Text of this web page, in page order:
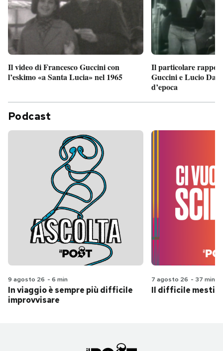
Il video di Francesco Guccini con
l’eskimo «a Santa Lucia» nel 1965
Il particolare
Guccini e Lucio
d’epoca
Podcast
9 agosto 26 - 6 min
In viaggio è sempre più difficile
improvvisare
7 agosto 26 - 37 min
Il difficile